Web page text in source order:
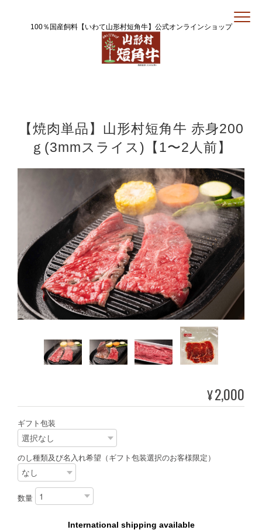
100％国産飼料【いわて山形村短角牛】公式オンラインショップ
【焼肉単品】山形村短角牛 赤身200
ｇ(3mmスライス)【1〜2人前】
¥2,000
ギフト包装
のし種類及び名入れ希望（ギフト包装選択のお客様限定）
数量
International shipping available